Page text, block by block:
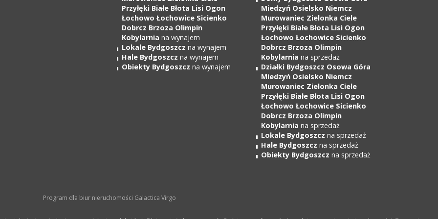
Przyłęki Białe Błota Lisi Ogon
Łochowo Łochowice Sicienko
Dobrcz Brzoza Olimpin
Kobylarnia na wynajem
Lokale Bydgoszcz na wynajem
Hale Bydgoszcz na wynajem
Obiekty Bydgoszcz na wynajem
Miedzyń Osielsko Niemcz
Murowaniec Zielonka Ciele
Przyłęki Białe Błota Lisi Ogon
Łochowo Łochowice Sicienko
Dobrcz Brzoza Olimpin
Kobylarnia na sprzedaż
Działki Bydgoszcz Osowa Góra
Miedzyń Osielsko Niemcz
Murowaniec Zielonka Ciele
Przyłęki Białe Błota Lisi Ogon
Łochowo Łochowice Sicienko
Dobrcz Brzoza Olimpin
Kobylarnia na sprzedaż
Lokale Bydgoszcz na sprzedaż
Hale Bydgoszcz na sprzedaż
Obiekty Bydgoszcz na sprzedaż
Program dla biur nieruchomości Galactica Virgo